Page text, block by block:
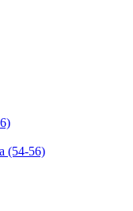
(54-56)